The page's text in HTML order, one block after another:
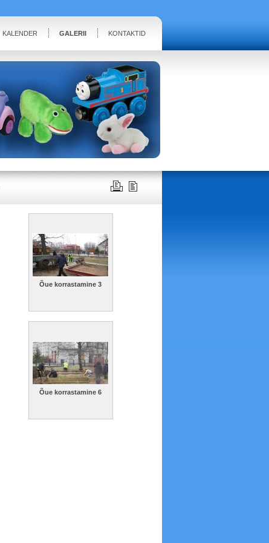
KALENDER GALERII KONTAKTID
Õue korrastamine 3
Õue korrastamine 6